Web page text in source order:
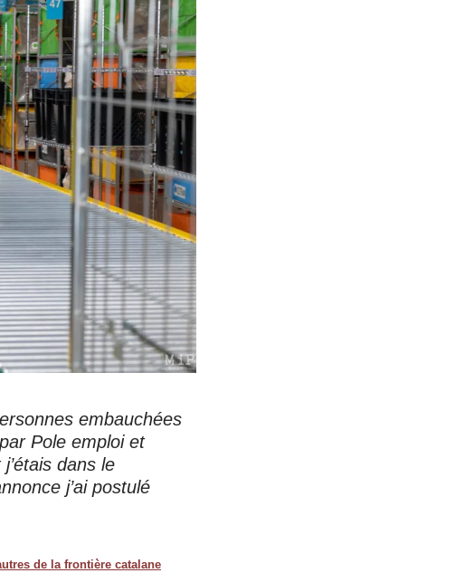
embauchées
Pole emploi et
dans le
j’ai postulé
de la frontière catalane